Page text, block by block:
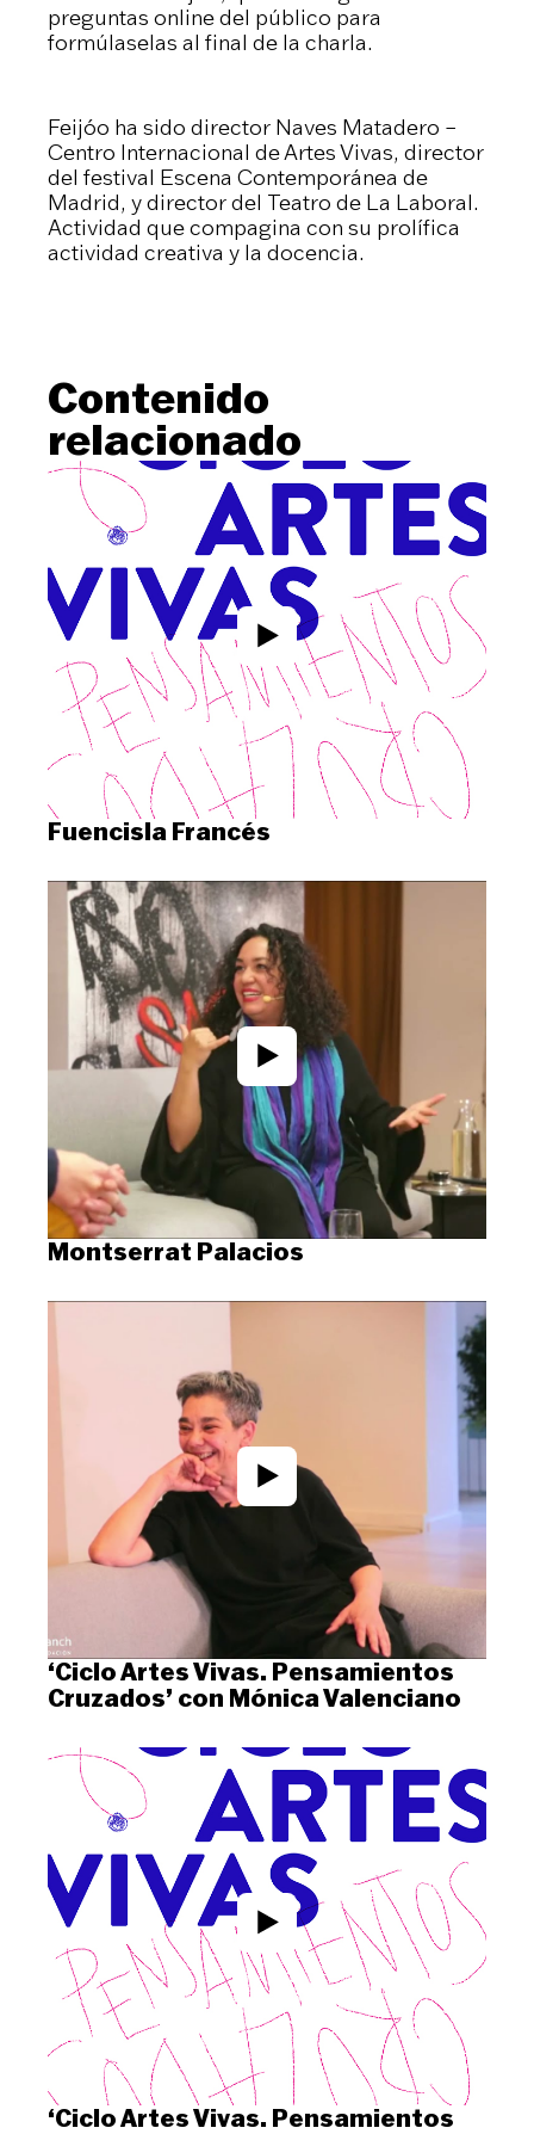
preguntas online del público para
formúlaselas al final de la charla.
Feijóo ha sido director Naves Matadero –
Centro Internacional de Artes Vivas, director
del festival Escena Contemporánea de
Madrid, y director del Teatro de La Laboral.
Actividad que compagina con su prolífica
actividad creativa y la docencia.
Contenido
relacionado
Fuencisla Francés
Montserrat Palacios
‘Ciclo Artes Vivas. Pensamientos
Cruzados’ con Mónica Valenciano
‘Ciclo Artes Vivas. Pensamientos